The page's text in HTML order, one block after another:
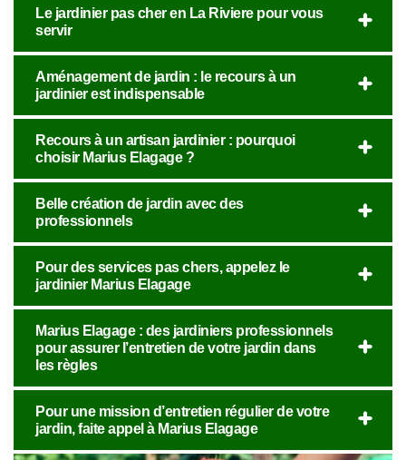
Le jardinier pas cher en La Riviere pour vous
servir
Aménagement de jardin : le recours à un
jardinier est indispensable
Recours à un artisan jardinier : pourquoi
choisir Marius Elagage ?
Belle création de jardin avec des
professionnels
Pour des services pas chers, appelez le
jardinier Marius Elagage
Marius Elagage : des jardiniers professionnels
pour assurer l’entretien de votre jardin dans
les règles
Pour une mission d’entretien régulier de votre
jardin, faite appel à Marius Elagage